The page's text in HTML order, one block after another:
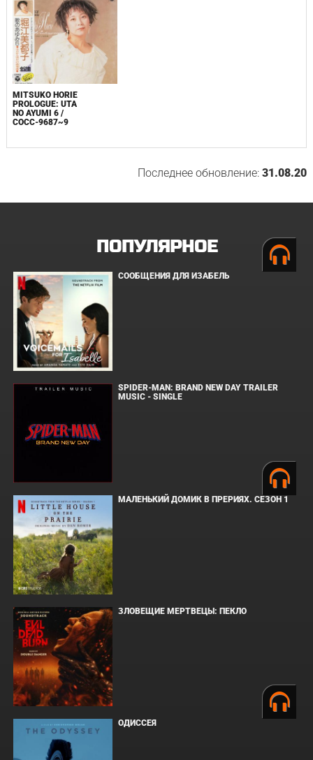
MITSUKO HORIE
PROLOGUE: UTA
NO AYUMI 6 /
COCC-9687~9
Последнее обновление:31.08.20
ПОПУЛЯРНОЕ
СООБЩЕНИЯ ДЛЯ ИЗАБЕЛЬ
SPIDER-MAN: BRAND NEW DAY TRAILER
MUSIC - SINGLE
МАЛЕНЬКИЙ ДОМИК В ПРЕРИЯХ. СЕЗОН 1
ЗЛОВЕЩИЕ МЕРТВЕЦЫ: ПЕКЛО
ОДИССЕЯ